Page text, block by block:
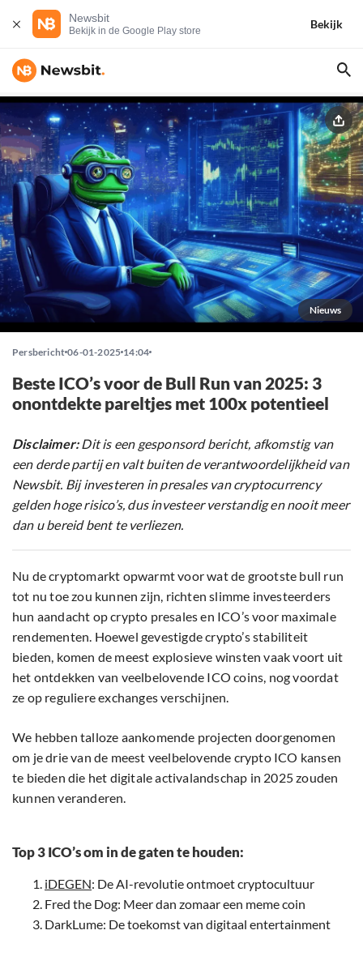
Newsbit
Bekijk in de Google Play store
Bekijk
Nieuws
Persbericht 06-01-2025 14:04
Beste ICO’s voor de Bull Run van 2025: 3
onontdekte pareltjes met 100x potentieel
Disclaimer:Dit is een gesponsord bericht, afkomstig van
een derde partij en valt buiten de verantwoordelijkheid van
Newsbit. Bij investeren in presales van cryptocurrency
gelden hoge risico’s, dus investeer verstandig en nooit meer
dan u bereid bent te verliezen.
Nu de cryptomarkt opwarmt voor wat de grootste bull run
tot nu toe zou kunnen zijn, richten slimme investeerders
hun aandacht op crypto presales en ICO’s voor maximale
rendementen. Hoewel gevestigde crypto’s stabiliteit
bieden, komen de meest explosieve winsten vaak voort uit
het ontdekken van veelbelovende ICO coins, nog voordat
ze op reguliere exchanges verschijnen.
We hebben talloze aankomende projecten doorgenomen
om je drie van de meest veelbelovende crypto ICO kansen
te bieden die het digitale activalandschap in 2025 zouden
kunnen veranderen.
Top 3 ICO’s om in de gaten te houden:
iDEGEN: De AI-revolutie ontmoet cryptocultuur
Fred the Dog: Meer dan zomaar een meme coin
DarkLume: De toekomst van digitaal entertainment